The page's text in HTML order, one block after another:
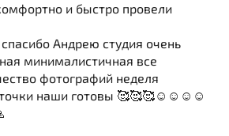
и быстро провели
Андрею студия очень
минималистичная все
фотографий неделя
наши готовы 🥰🥰🥰☺️☺️☺️☺️